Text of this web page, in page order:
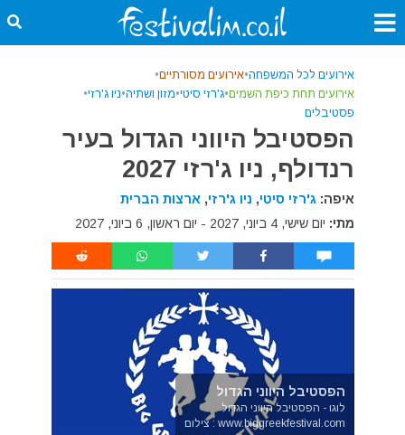
אירועים לכל המשפחה•אירועים מסורתיים•
אירועים תחת כיפת השמים•ג'רזי סיטי•מזון ושתיה•ניו ג'רזי•
פסטיבלים
הפסטיבל היווני הגדול בעיר
רנדולף, ניו ג'רזי 2027
איפה: ג'רזי סיטי, ניו ג'רזי, ארצות הברית
מתי: יום שישי, 4 ביוני, 2027 - יום ראשון, 6 ביוני, 2027
הפסטיבל היווני הגדול
לוגו - הפסטיבל היווני הגדול
www.biggreekfestival.com : צילום